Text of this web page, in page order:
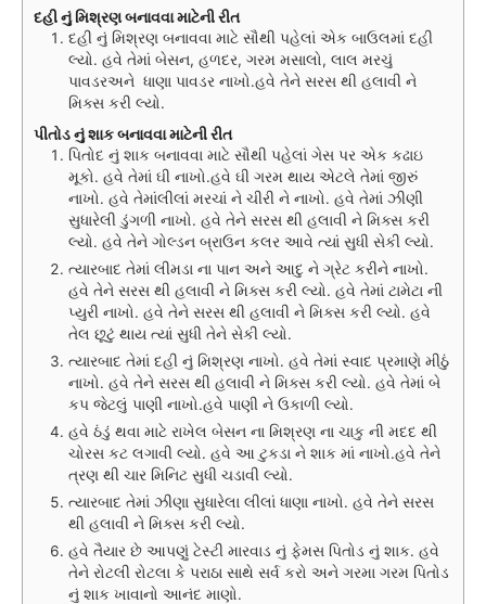
દહી નું મિશ્રણ બનાવવા માટેની રીત
દહી નું મિશ્રણ બનાવવા માટે સૌથી પહેલાં એક બાઉલમાં દહી
લ્યો. હવે તેમાં બેસન, હળદર, ગરમ મસાલો, લાલ મરચું
પાવડરઅને ધાણા પાવડર નાખો.હવે તેને સરસ થી હલાવી ને
મિક્સ કરી લ્યો.
પીતોડ નું શાક બનાવવા માટેની રીત
પિતોદ નું શાક બનાવવા માટે સૌથી પહેલાં ગેસ પર એક કઢાઇ
મૂકો. હવે તેમાં ઘી નાખો.હવે ઘી ગરમ થાય એટલે તેમાં જીરું
નાખો. હવે તેમાંલીલાં મરચાં ને ચીરી ને નાખો. હવે તેમાં ઝીણી
સુધારેલી ડુંગળી નાખો. હવે તેને સરસ થી હલાવી ને મિક્સ કરી
લ્યો. હવે તેને ગોલ્ડન બ્રાઉન કલર આવે ત્યાં સુધી સેકી લ્યો.
ત્યારબાદ તેમાં લીમડા ના પાન અને આદુ ને ગ્રેટ કરીને નાખો.
હવે તેને સરસ થી હલાવી ને મિક્સ કરી લ્યો. હવે તેમાં ટામેટા ની
પ્યુરી નાખો. હવે તેને સરસ થી હલાવી ને મિક્સ કરી લ્યો. હવે
તેલ છૂટું થાય ત્યાં સુધી તેને સેકી લ્યો.
ત્યારબાદ તેમાં દહી નું મિશ્રણ નાખો. હવે તેમાં સ્વાદ પ્રમાણે મીઠું
નાખો. હવે તેને સરસ થી હલાવી ને મિક્સ કરી લ્યો. હવે તેમાં બે
કપ જેટલું પાણી નાખો.હવે પાણી ને ઉકાળી લ્યો.
હવે ઠંડું થવા માટે રાખેલ બેસન ના મિશ્રણ ના ચાકુ ની મદદ થી
ચોરસ કટ લગાવી લ્યો. હવે આ ટુકડા ને શાક માં નાખો.હવે તેને
ત્રણ થી ચાર મિનિટ સુધી ચડાવી લ્યો.
ત્યારબાદ તેમાં ઝીણા સુધારેલા લીલાં ધાણા નાખો. હવે તેને સરસ
થી હલાવી ને મિક્સ કરી લ્યો.
હવે તૈયાર છે આપણું ટેસ્ટી મારવાડ નું ફેમસ પિતોડ નું શાક. હવે
તેને રોટલી રોટલા કે પરાઠા સાથે સર્વ કરો અને ગરમા ગરમ પિતોડ
નું શાક ખાવાનો આનંદ માણો.